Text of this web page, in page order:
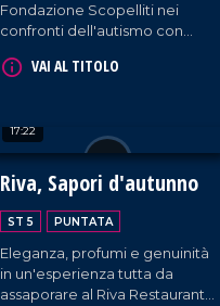
Fondazione Scopelliti nei
confronti dell'autismo con
Calabria.VAI AL TITOLO
17:22
Riva, Sapori d'autunno
ST 5 PUNTATA
Eleganza, profumi e genuinità
in un'esperienza tutta da
assaporare al Riva Restaurant